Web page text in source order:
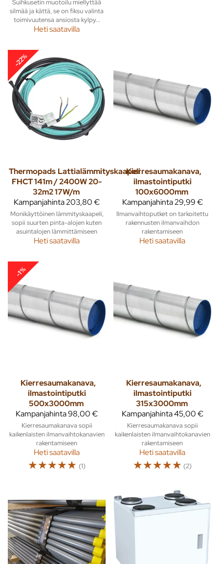
Suihkusetin muotoilu miellyttää
silmää ja kättä, se on fiksu valinta
toimivuutensa ansiosta kylpy...
Heti saatavilla
-22%
Thermopads Lattialämmityskaapeli
FHCT 141m / 2400W 20-
32m2 17W/m
Kampanjahinta203,80 €
Monikäyttöinen lämmityskaapeli,
sopii suurten pinta-alojen kuten
asuintalojen lämmittämiseen
Heti saatavilla
Kierresaumakanava,
ilmastointiputki
100x6000mm
Kampanjahinta29,99 €
Ilmanvaihtoputket on tarkoitettu
rakennusten ilmanvaihdon
rakentamiseen
Heti saatavilla
-1%
Kierresaumakanava,
ilmastointiputki
500x3000mm
Kampanjahinta98,00 €
Kierresaumakanava sopii
kaikenlaisten ilmanvaihtokanavien
rakentamiseen
Heti saatavilla
☆☆☆☆☆ (1)
Kierresaumakanava,
ilmastointiputki
315x3000mm
Kampanjahinta45,00 €
Kierresaumakanava sopii
kaikenlaisten ilmanvaihtokanavien
rakentamiseen
Heti saatavilla
☆☆☆☆☆ (2)